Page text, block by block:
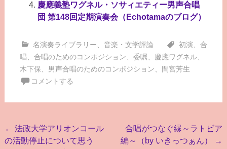
慶應義塾ワグネル・ソサィエティー男声合唱
団 第148回定期演奏会（Echotamaのブログ）
名演奏ライブラリー 音楽・文学評論 初演、 合
唱
合唱のためのコンポジション 委嘱 慶應ワグネル、
木下保
男声合唱のためのコンポジション
間宮芳生
コメントする
投
← 法政大学アリオンコール
の活動停止について思う
合唱がつなぐ縁～ラトビア
編～（by いきっつぁん）
→